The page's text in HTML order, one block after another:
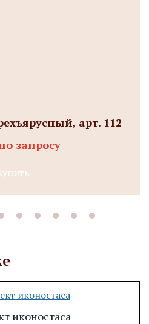
арт. 112
запросу
иконостаса